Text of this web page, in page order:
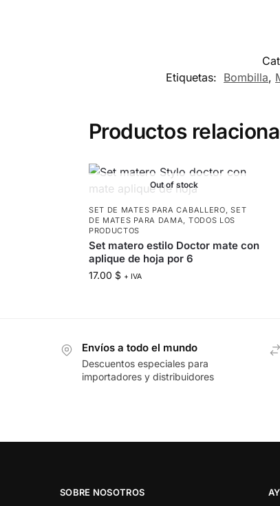
Etiquetas: Bombilla,
Productos
Out of stock
SET DE MATES PARA CABALLERO,SET
DE MATES PARA DAMA, TODOS LOS
PRODUCTOS
Set matero estilo Doctor mate con
aplique de hoja por 6
17.00 $ + IVA
Envíos a todo el mundo
Descuentos especiales para
importadores y distribuidores
SOBRE NOSOTROS